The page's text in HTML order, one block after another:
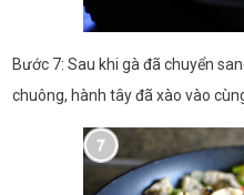
Bước 7: Sau khi gà đã chuyển
chuông, hành tây đã xào vào